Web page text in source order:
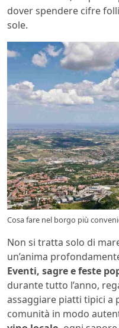
dover spendere cifre
sole.
Cosa fare nel borgo più
Non si tratta solo di
un’anima
Eventi, sagre e feste
durante tutto l’anno,
assaggiare piatti tipici a
comunità in modo